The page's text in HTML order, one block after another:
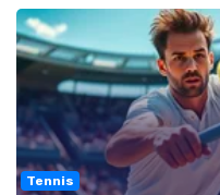
Tennis